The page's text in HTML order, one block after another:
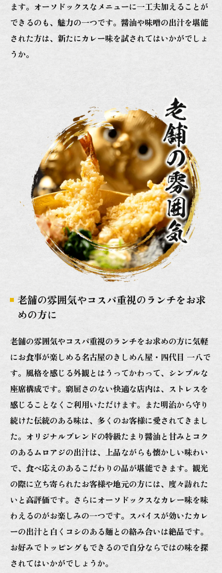
ます。オーソドックスなメニューに一工夫加えることが
できるのも、魅力の一つです。醤油や味噌の出汁を堪能
された方は、新たにカレー味を試されてはいかがでしょ
うか。
老舗の雰囲気やコスパ重視のランチをお求
めの方に
老舗の雰囲気やコスパ重視のランチをお求めの方に気軽
にお食事が楽しめる名古屋のきしめん屋・四代目 一八で
す。風格を感じる外観とはうってかわって、シンプルな
座席構成です。窮屈さのない快適な店内は、ストレスを
感じることなくご利用いただけます。また明治から守り
続けた伝統のある味は、多くのお客様に愛されてきまし
た。オリジナルブレンドの特級たまり醤油と甘みとコク
のあるムロアジの出汁は、上品ながらも懐かしい味わい
で、食べ応えのあるこだわりの品が堪能できます。観光
の際に立ち寄られたお客様や地元の方には、度々訪れた
いと高評価です。さらにオーソドックスなカレー味を味
わえるのがお楽しみの一つです。スパイスが効いたカレ
ーの出汁と白くコシのある麺との絡み合いは絶品です。
お好みでトッピングもできるので自分ならではの味を探
されてはいかがでしょうか。